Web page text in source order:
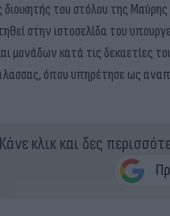
διοικητής του στόλου της
στην ιστοσελίδα του
μονάδων κατά τις
όπου υπηρέτησε ως
Κάνε κλικ και δες